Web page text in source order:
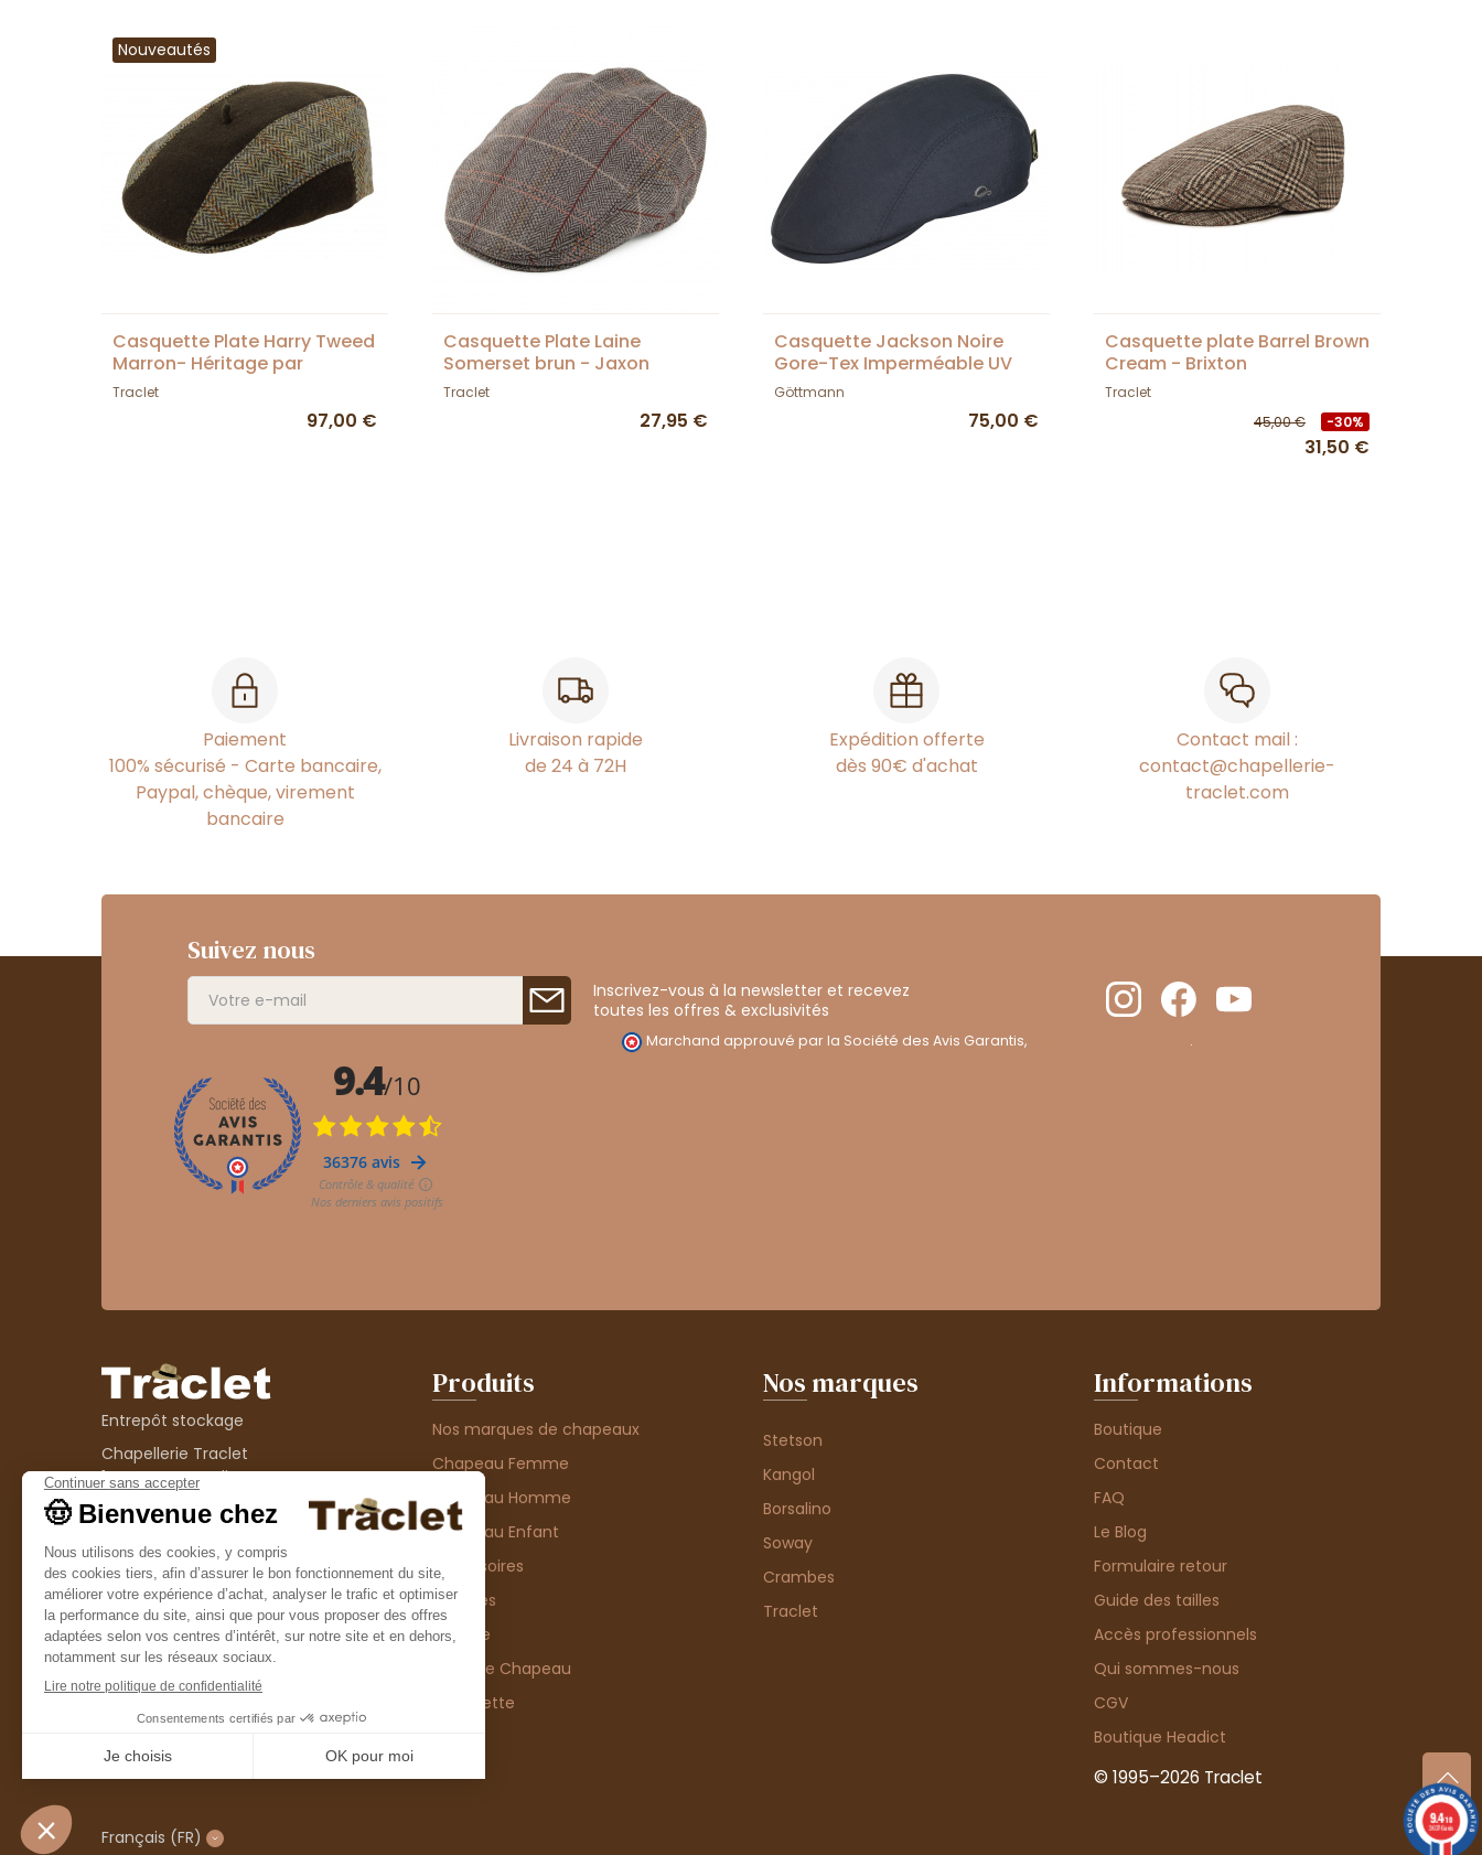
Nouveautés
Casquette Plate Harry Tweed
Marron- Héritage par
Laulhère
Traclet
97,00 €
Casquette Plate Laine
Somerset brun - Jaxon
Traclet
27,95 €
Casquette Jackson Noire
Gore-Tex Imperméable UV
UPF80+ -Göttmann
Göttmann
75,00 €
Casquette plate Barrel Brown
Cream - Brixton
Traclet
45,00 €
-30%
31,50 €
Paiement
100% sécurisé - Carte bancaire,
Paypal, chèque, virement
bancaire
Livraison rapide
de 24 à 72H
Expédition offerte
dès 90€ d'achat
Contact mail :
contact@chapellerie-
traclet.com
Suivez nous
Inscrivez-vous à la newsletter et recevez
toutes les offres & exclusivités
Marchand approuvé par la Société des Avis Garantis, .
Entrepôt stockage
Chapellerie Traclet
14 Impasse Bardin
42300 Roanne
contact@chapellerie-traclet.com
Boutique
Chapellerie Traclet
4 rue de Cadore
42300 Roanne
Produits
Nos marques de chapeaux
Chapeau Femme
Chapeau Homme
Chapeau Enfant
Accessoires
Thèmes
Matière
Type de Chapeau
Casquette
Nos marques
Stetson
Kangol
Borsalino
Soway
Crambes
Traclet
Informations
Boutique
Contact
FAQ
Le Blog
Formulaire retour
Guide des tailles
Accès professionnels
Qui sommes-nous
CGV
Boutique Headict
© 1995–2026 Traclet
Français (FR)
9.4/10
36376 avis